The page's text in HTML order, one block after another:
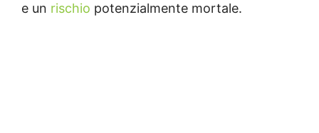
e un rischio potenzialmente mortale.